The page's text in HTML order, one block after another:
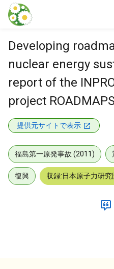
本文に飛ぶ
Developing
nuclear energy
report of the
project
提供元サイトで表示
福島第一原発事故 (2011)
復興 収録:日本原子力研